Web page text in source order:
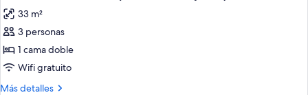
las
fotos
de
Habitación
doble
33 m²
3 personas
1 cama doble
Wifi gratuito
Más detalles
Más